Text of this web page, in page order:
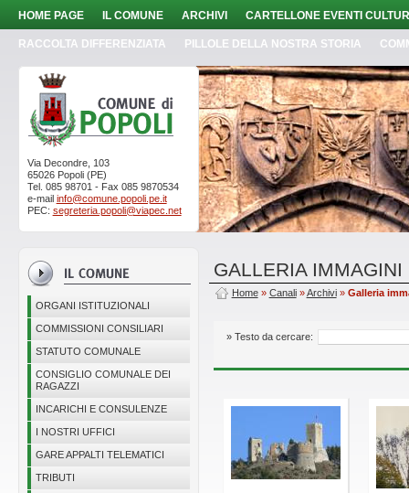
HOME PAGE IL COMUNE ARCHIVI CARTELLONE EVENTI
RACCOLTA DIFFERENZIATA PILLOLE DELLA NOSTRA STORIA
Via Decondre, 103
65026 Popoli (PE)
Tel. 085 98701 - Fax 085 9870534
e-mail info@comune.popoli.pe.it
PEC: segreteria.popoli@viapec.net
ORGANI ISTITUZIONALI
COMMISSIONI CONSILIARI
STATUTO COMUNALE
CONSIGLIO COMUNALE DEI
RAGAZZI
INCARICHI E CONSULENZE
I NOSTRI UFFICI
GARE APPALTI TELEMATICI
TRIBUTI
GALLERIA IMMAGINI
Home» Canali»Archivi» Galleria
» Testo da cercare: